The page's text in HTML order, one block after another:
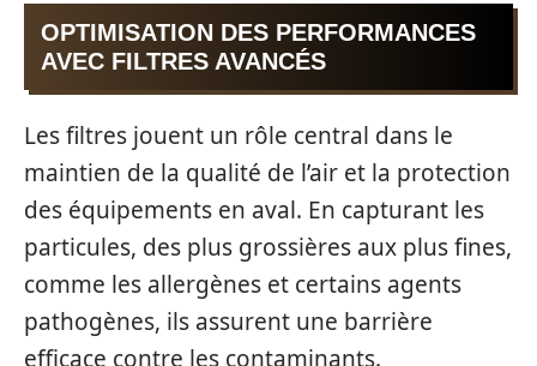
OPTIMISATION DES PERFORMANCES
AVEC FILTRES AVANCÉS
Les filtres jouent un rôle central dans le
maintien de la qualité de l’air et la protection
des équipements en aval. En capturant les
particules, des plus grossières aux plus fines,
comme les allergènes et certains agents
pathogènes, ils assurent une barrière
efficace contre les contaminants.